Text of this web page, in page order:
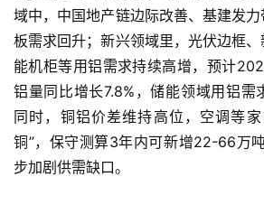
域中，中国地产链边际改善、基建发
板需求回升；新兴领域里，光伏边框
能机柜等用铝需求持续高增，预计
铝量同比增长7.8%，储能领域用铝需
同时，铜铝价差维持高位，空调等
铜”，保守测算3年内可新增22-66万
步加剧供需缺口。